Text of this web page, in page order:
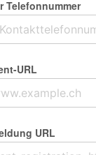
Telefonnummer
URL
URL